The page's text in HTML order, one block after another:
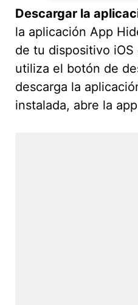
Descargar la
la aplicación App
de tu dispositivo
utiliza el botón de
descarga la
instalada, abre la